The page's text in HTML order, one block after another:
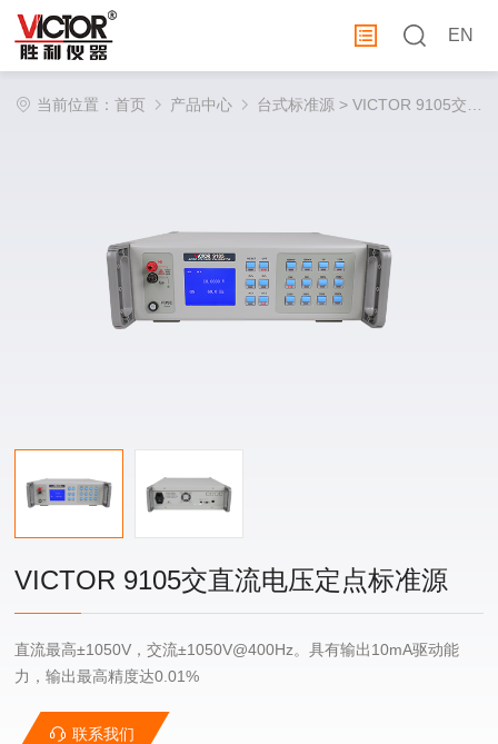
EN
当前位置：首页 产品中心 台式标准源 > VICTOR 9105交直流电压定点标准源
VICTOR 9105交直流电压定点标准源
直流最高±1050V，交流±1050V@400Hz。具有输出10mA驱动能
力，输出最高精度达0.01%
联系我们